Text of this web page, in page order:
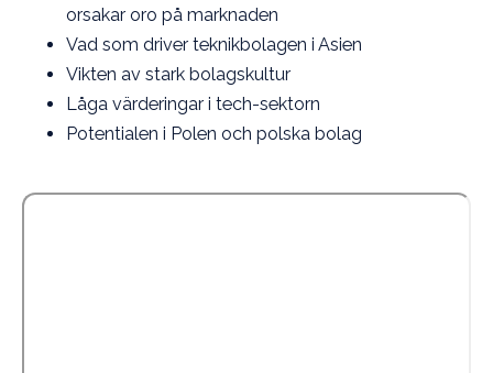
orsakar oro på marknaden
Vad som driver teknikbolagen i Asien
Vikten av stark bolagskultur
Låga värderingar i tech-sektorn
Potentialen i Polen och polska bolag